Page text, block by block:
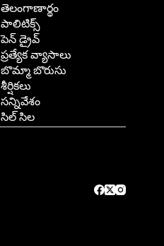
తెలంగాణార్థం
పాలిటిక్స్
పెన్ డ్రైవ్
ప్రత్యేక వ్యాసాలు
బొమ్మా బొరుసు
శీర్షికలు
సన్నివేశం
సిల్ సిల